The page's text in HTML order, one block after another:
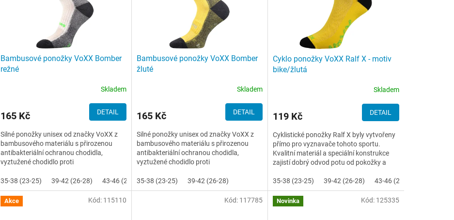
Bambusové ponožky VoXX Bomber
režné
Skladem
165 Kč DETAIL
Silné ponožky unisex od značky VoXX z
bambusového materiálu s přirozenou
antibakteriální ochranou chodidla,
vyztužené chodidlo proti
35-38 (23-25)
39-42 (26-28) 43-46 (29-31) 47-50 (32-34)
Bambusové ponožky VoXX Bomber
žluté
Skladem
165 Kč DETAIL
Silné ponožky unisex od značky VoXX z
bambusového materiálu s přirozenou
antibakteriální ochranou chodidla,
vyztužené chodidlo proti
35-38 (23-25)
39-42 (26-28)
Cyklo ponožky VoXX Ralf X - motiv
bike/žlutá
Skladem
119 Kč DETAIL
Cyklistické ponožky Ralf X byly vytvořeny
přímo pro vyznavače tohoto sportu.
Kvalitní materiál a speciální konstrukce
zajistí dobrý odvod potu od pokožky a
35-38 (23-25)
39-42 (26-28) 43-46 (29-31)
Akce Kód: 115110 Kód: 117785 Novinka Kód: 125335